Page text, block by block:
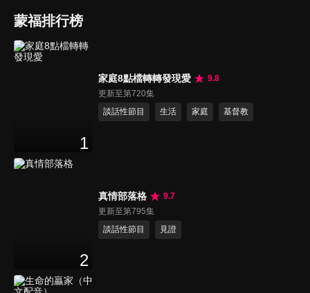
蒙福排行榜
1
家庭8點檔轉轉發現愛
9.8
更新至第720集
談話性節目
生活 家庭 基督教
2
真情部落格
9.7
更新至第795集
談話性節目
見證